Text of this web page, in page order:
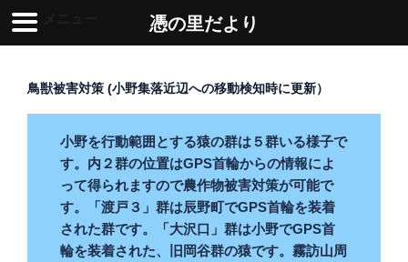
鳥獣被害対策 (小野集落近辺への移動検知時に更新）
小野を行動範囲とする猿の群は５群いる様子で
す。内２群の位置はGPS首輪からの情報によ
って得られますので農作物被害対策が可能で
す。「渡戸３」群は辰野町でGPS首輪を装着
された群です。「大沢口」群は小野でGPS首
輪を装着された、旧岡谷群の猿です。霧訪山周
憑の里だより